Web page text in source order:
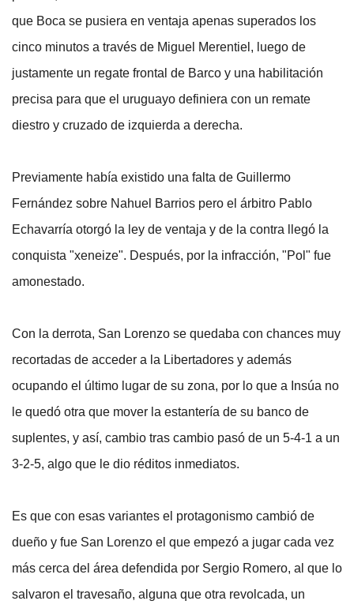
que Boca se pusiera en ventaja apenas superados los
cinco minutos a través de Miguel Merentiel, luego de
justamente un regate frontal de Barco y una habilitación
precisa para que el uruguayo definiera con un remate
diestro y cruzado de izquierda a derecha.
Previamente había existido una falta de Guillermo
Fernández sobre Nahuel Barrios pero el árbitro Pablo
Echavarría otorgó la ley de ventaja y de la contra llegó la
conquista "xeneize". Después, por la infracción, "Pol" fue
amonestado.
Con la derrota, San Lorenzo se quedaba con chances muy
recortadas de acceder a la Libertadores y además
ocupando el último lugar de su zona, por lo que a Insúa no
le quedó otra que mover la estantería de su banco de
suplentes, y así, cambio tras cambio pasó de un 5-4-1 a un
3-2-5, algo que le dio réditos inmediatos.
Es que con esas variantes el protagonismo cambió de
dueño y fue San Lorenzo el que empezó a jugar cada vez
más cerca del área defendida por Sergio Romero, al que lo
salvaron el travesaño, alguna que otra revolcada, un